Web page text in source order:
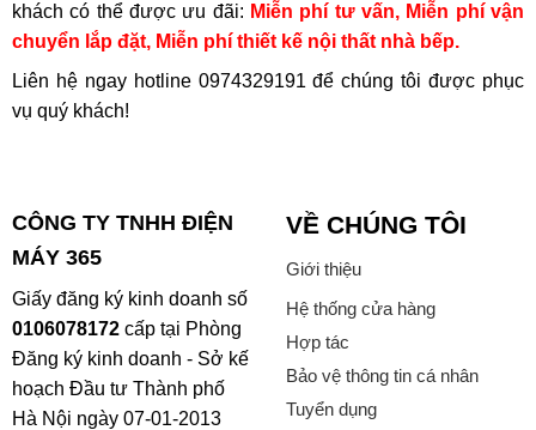
khách có thể được ưu đãi: Miễn phí tư vấn, Miễn phí vận
chuyển lắp đặt, Miễn phí thiết kế nội thất nhà bếp.
Liên hệ ngay hotline 0974329191 để chúng tôi được phục
vụ quý khách!
CÔNG TY TNHH ĐIỆN
MÁY 365
Giấy đăng ký kinh doanh số
0106078172cấp tại Phòng
Đăng ký kinh doanh - Sở kế
hoạch Đầu tư Thành phố
Hà Nội ngày 07-01-2013
VỀ CHÚNG TÔI
Giới thiệu
Hệ thống cửa hàng
Hợp tác
Bảo vệ thông tin cá nhân
Tuyển dụng